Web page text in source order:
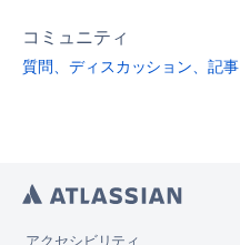
コミュニティ
質問、ディスカッション、記事
アクセシビリティ